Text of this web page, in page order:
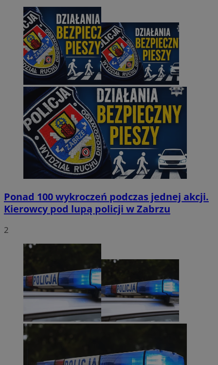
Ponad 100 wykroczeń podczas jednej akcji.
Kierowcy pod lupą policji w Zabrzu
2